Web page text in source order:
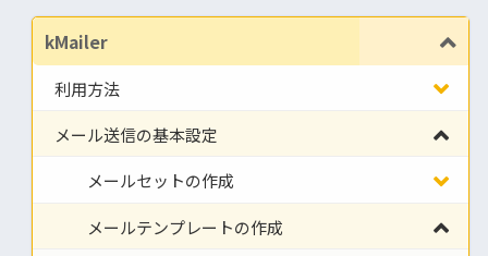
kMailer
利用方法
メール送信の基本設定
メールセットの作成
メールテンプレートの作成